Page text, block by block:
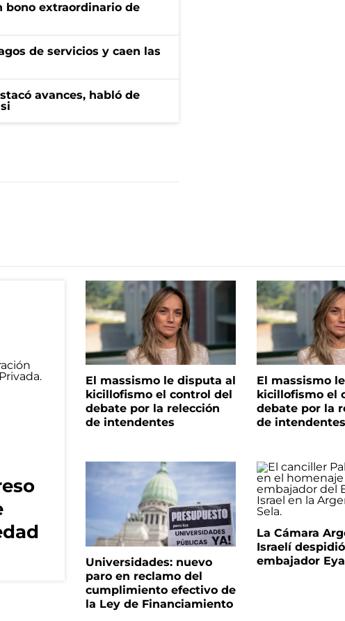
bono extraordinario de
de servicios y caen las
avances, habló de
El massismo le disputa al
kicillofismo el control del
debate por la relección
de intendentes
El massismo
kicillofismo el
debate por la
de intendentes
Universidades: nuevo
paro en reclamo del
cumplimiento efectivo de
la Ley de Financiamiento
La Cámara
Israelí
embajador